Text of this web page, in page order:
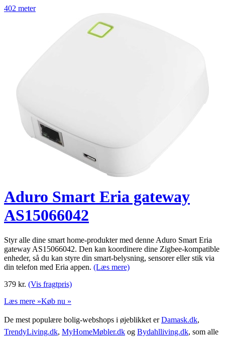
402 meter
Aduro Smart Eria gateway
AS15066042
Styr alle dine smart home-produkter med denne Aduro Smart Eria
gateway AS15066042. Den kan koordinere dine Zigbee-kompatible
enheder, så du kan styre din smart-belysning, sensorer eller stik via
din telefon med Eria appen. (Læs mere)
379 kr. (Vis fragtpris)
Læs mere »Køb nu »
De mest populære bolig-webshops i øjeblikket erDamask.dk,
TrendyLiving.dk, MyHomeMøbler.dk og Bydahlliving.dk, som alle